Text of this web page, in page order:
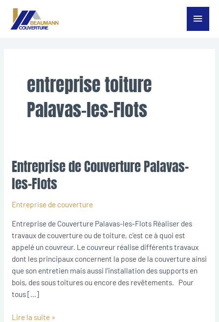
Aller
Menu
entreprise toiture
Palavas-les-Flots
Entreprise de Couverture Palavas-
les-Flots
Entreprise de couverture
Entreprise de Couverture Palavas-les-Flots Réaliser des
travaux de couverture ou de toiture, c’est ce à quoi est
appelé un couvreur. Le couvreur réalise différents travaux
dont les principaux concernent la pose de la couverture ainsi
que son entretien mais aussi l’installation des supports en
bois, des sous toitures ou encore des revêtements. Pour
tous […]
Entreprise
de
Couverture
les-
Flots
Lire la suite »